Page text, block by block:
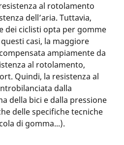
al rotolamento
dell’aria. Tuttavia,
dei ciclisti opta per gomme
casi, la maggiore
ampiamente da
al rotolamento,
Quindi, la resistenza al
dalla
della bici e dalla pressione
delle specifiche tecniche
di gomma...).